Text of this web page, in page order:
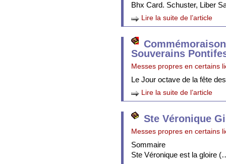
Bhx Card. Schuster, Liber
Lire la suite de l’article
Souverains
Messes propres en certains
Le Jour octave de la fête
Lire la suite de l’article
Ste Véronique
Messes propres en certains
Sommaire
Ste Véronique est la gloire